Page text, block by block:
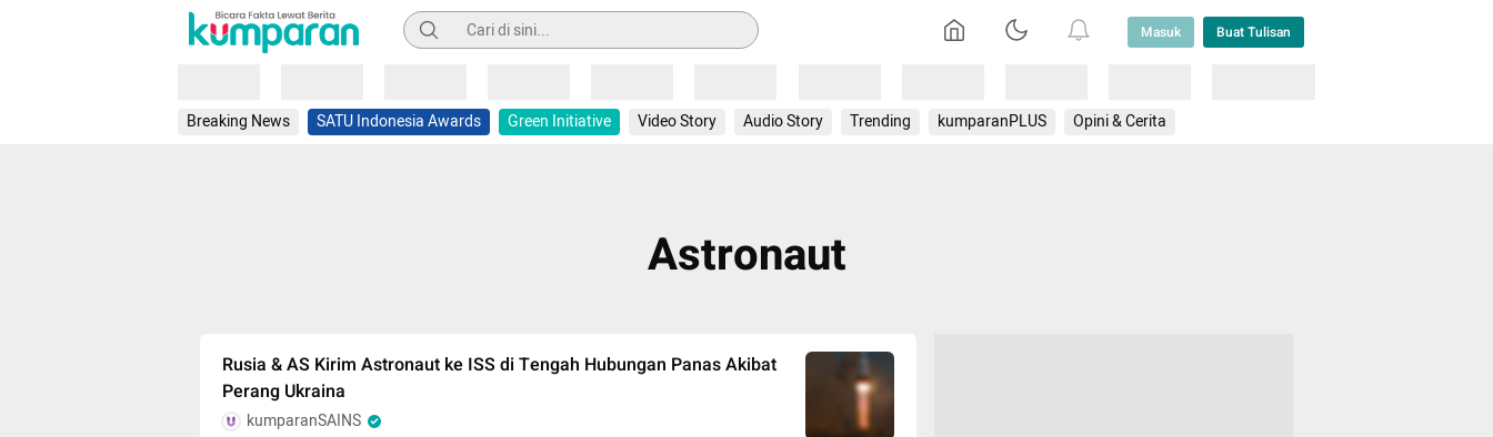
Pencarian Masuk Buat Tulisan
Breaking News SATU Indonesia Awards Green Initiative Video Story Audio Story Trending kumparanPLUS Opini & Cerita
Astronaut
Rusia & AS Kirim Astronaut ke ISS di Tengah Hubungan Panas Akibat
Perang Ukraina
kumparanSAINS